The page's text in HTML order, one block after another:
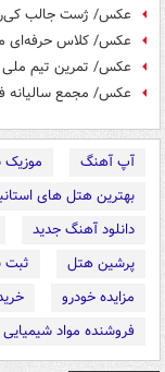
عکس/ ژست جالب
عکس/ کلاس حرفه‌ای
عکس/ تمرین تیم ملی
عکس/ مجمع سالیانه
آپ آهنگ موزیک
بهترین هتل های
دانلود آهنگ جدید
پرشین هتل
ثبت
مزایده خودرو
فروشنده مواد شیمیایی